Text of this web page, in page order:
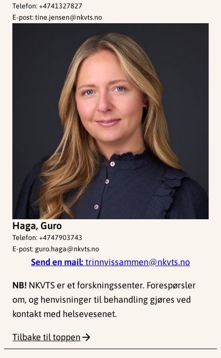
Telefon:+4741327827
E-post:tine.jensen@nkvts.no
Haga, Guro
Telefon:+4747903743
E-post: guro.haga@nkvts.no
Send en mail: trinnvissammen@nkvts.no
NB! NKVTS er et forskningssenter. Forespørsler
om, og henvisninger til behandling gjøres ved
kontakt med helsevesenet.
Tilbake til toppen